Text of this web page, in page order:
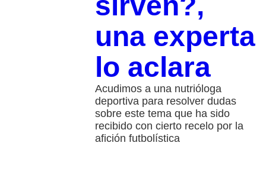
una experta
lo aclara
Acudimos a una nutrióloga
deportiva para resolver dudas
sobre este tema que ha sido
recibido con cierto recelo por la
afición futbolística